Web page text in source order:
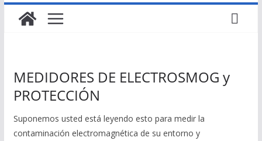
MEDIDORES DE ELECTROSMOG y
PROTECCIÓN
Suponemos usted está leyendo esto para medir la
contaminación electromagnética de su entorno y